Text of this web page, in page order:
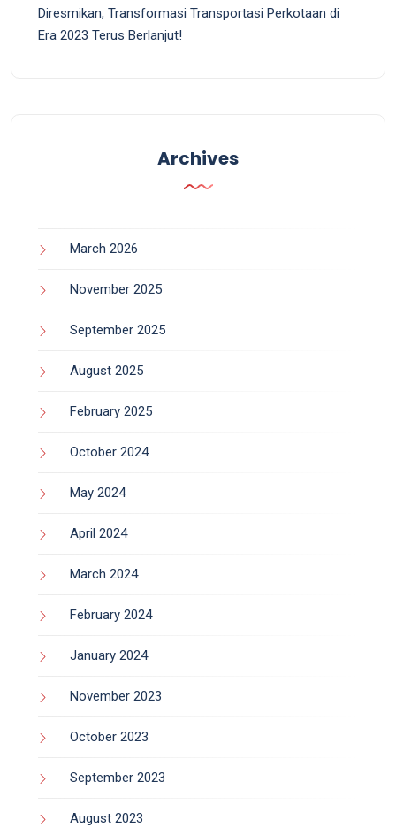
Diresmikan, Transformasi Transportasi Perkotaan di
Era 2023 Terus Berlanjut!
Archives
March 2026
November 2025
September 2025
August 2025
February 2025
October 2024
May 2024
April 2024
March 2024
February 2024
January 2024
November 2023
October 2023
September 2023
August 2023